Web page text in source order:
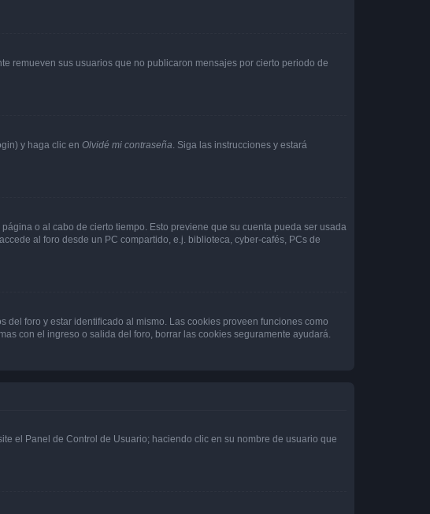
remueven sus usuarios que no publicaron mensajes por cierto periodo de
y haga clic en Olvidé mi contraseña. Siga las instrucciones y estará
o al cabo de cierto tiempo. Esto previene que su cuenta pueda ser usada
al foro desde un PC compartido, e.j. biblioteca, cyber-cafés, PCs de
foro y estar identificado al mismo. Las cookies proveen funciones como
con el ingreso o salida del foro, borrar las cookies seguramente ayudará.
el Panel de Control de Usuario; haciendo clic en su nombre de usuario que